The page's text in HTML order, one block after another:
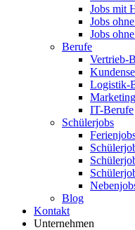
Jobs mit
Jobs
Jobs
Berufe
Vertrieb-
Logistik-
IT-Berufe
Schülerjobs
Blog
Kontakt
Unternehmen